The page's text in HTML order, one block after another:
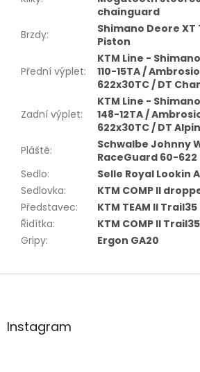
chainguard
Brzdy:
Shimano Deore XT
Piston
Přední výplet:
KTM Line -
110-15TA /
622x30TC / DT
Zadní výplet:
KTM Line -
148-12TA /
622x30TC / DT
Pláště:
Schwalbe Johnny
RaceGuard 60-622
Sedlo:
Selle Royal Lookin
Sedlovka:
KTM COMP II
Představec:
KTM TEAM II Trail35
Řidítka:
KTM COMP II
Gripy: Ergon GA20
Z
aInstagram